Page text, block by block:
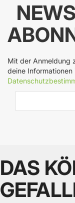
Mit der Anmeldung
deine Informationen
DAS